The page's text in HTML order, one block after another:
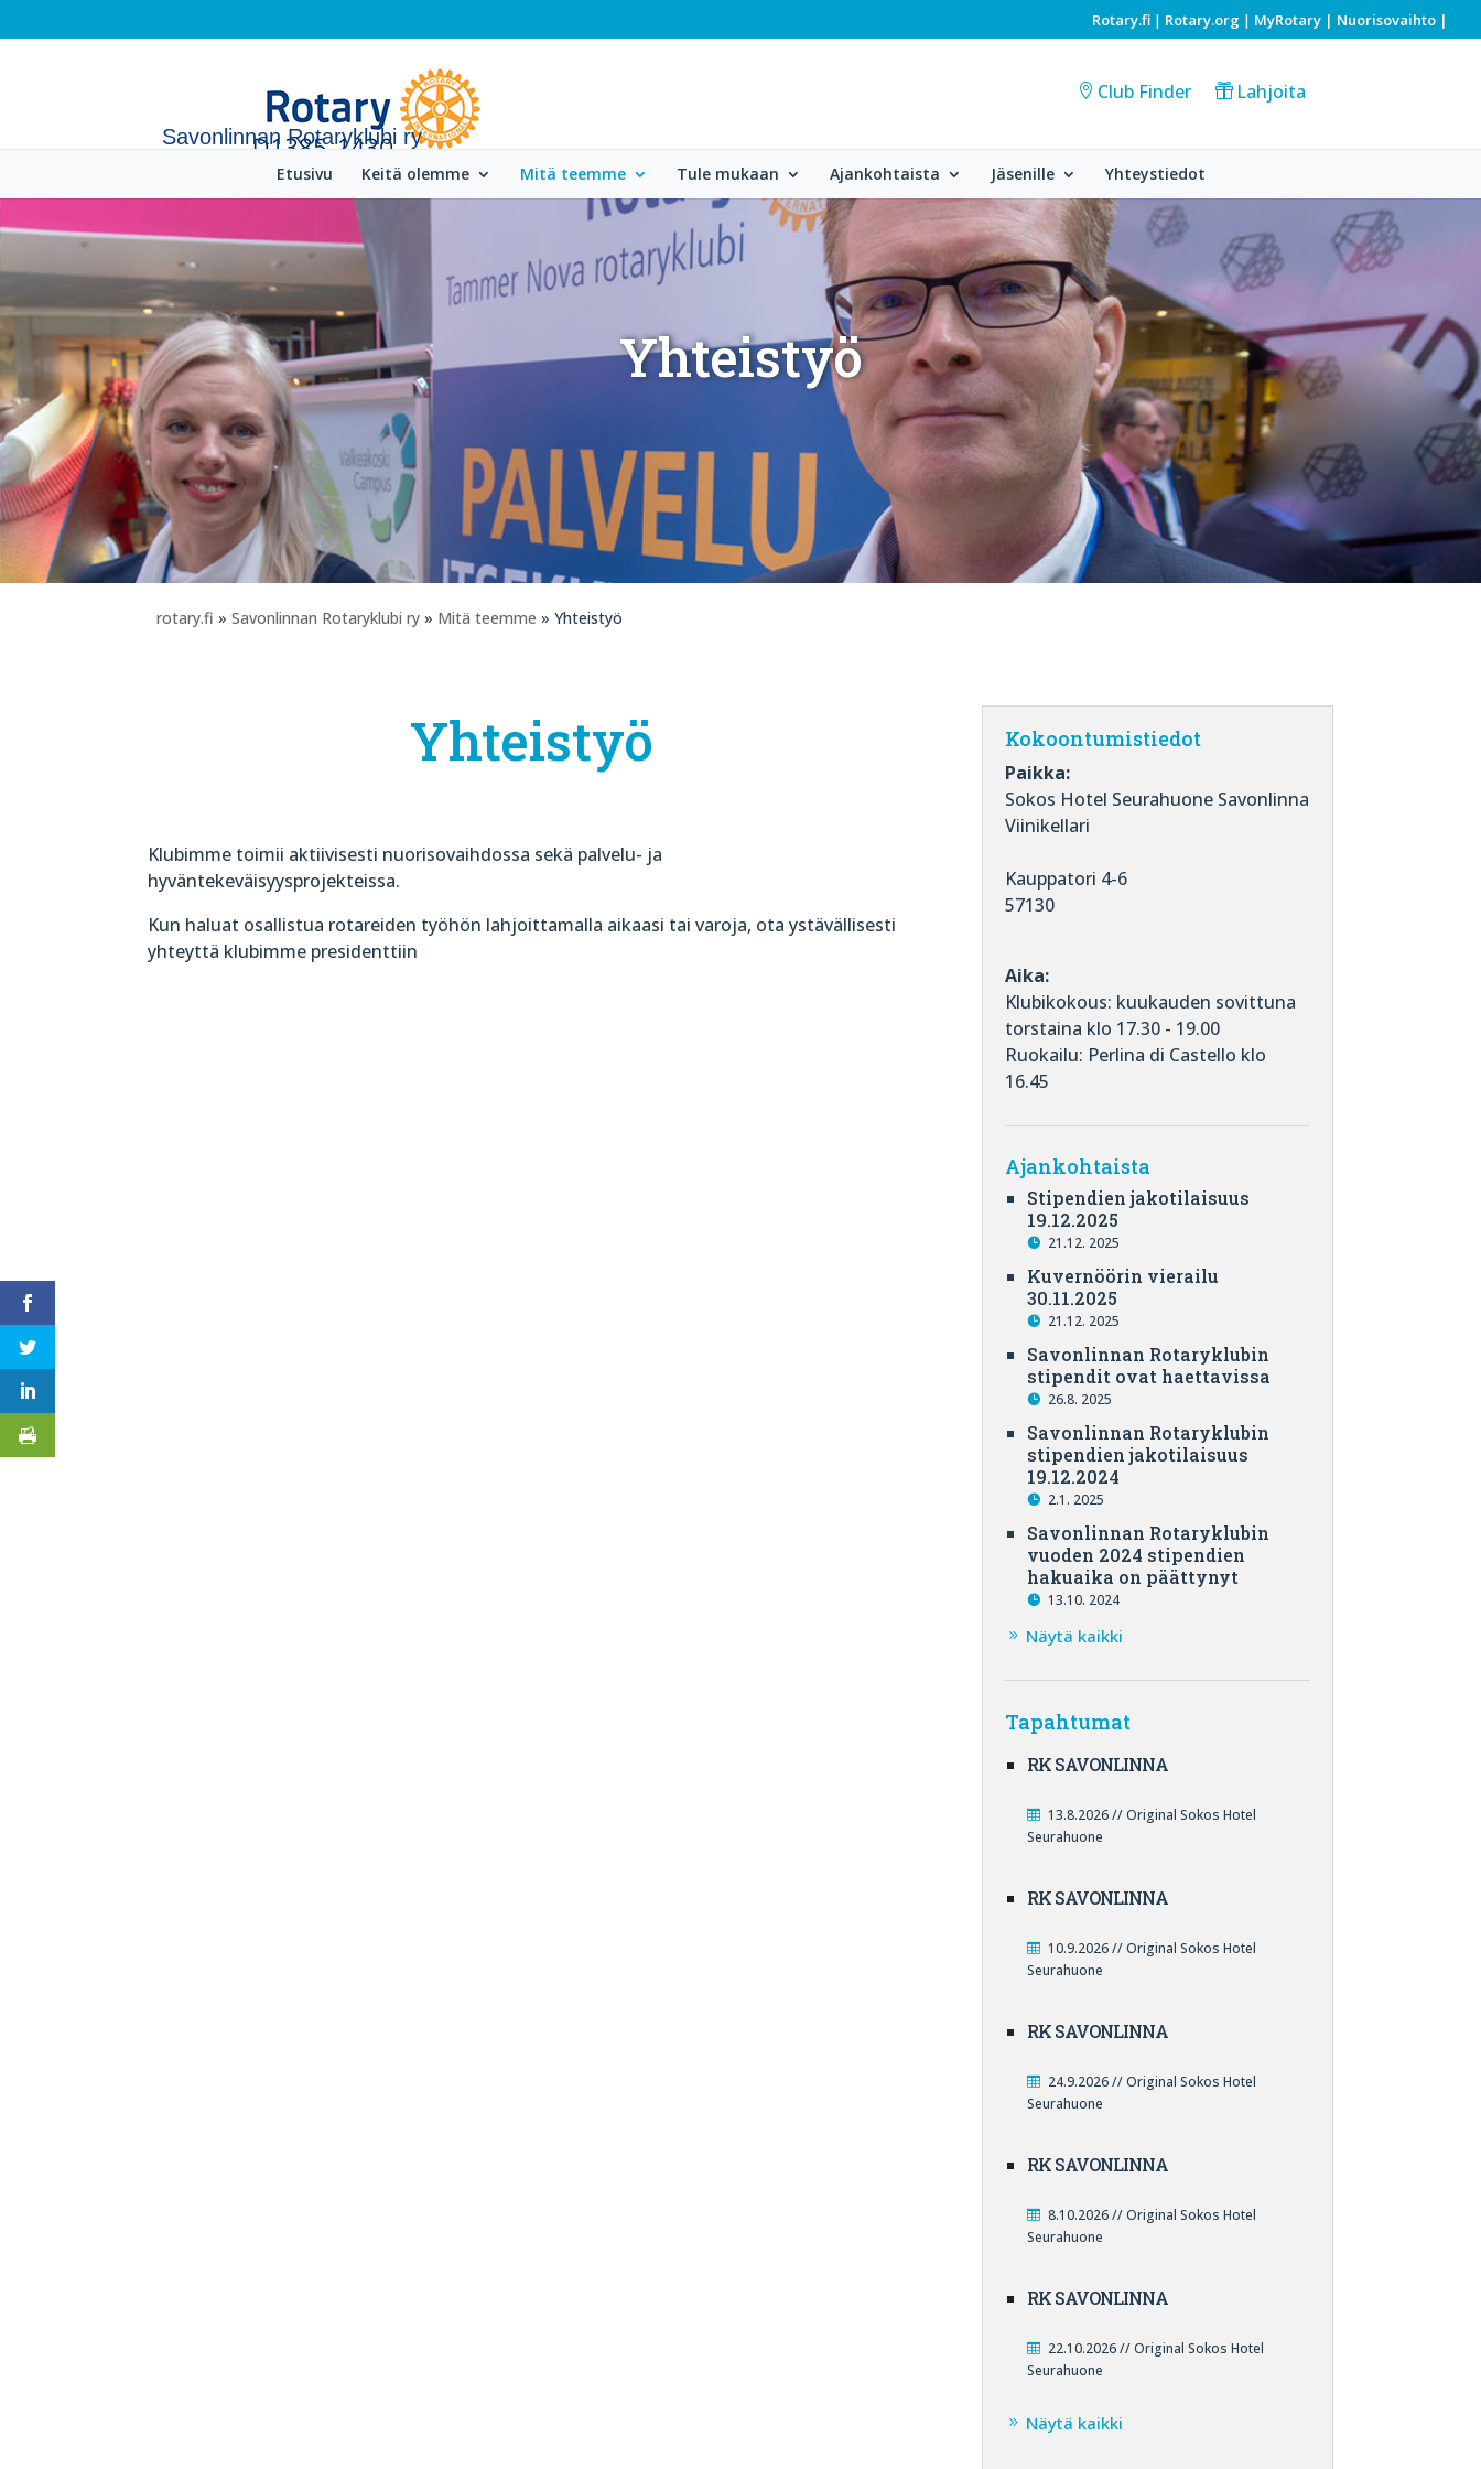
Rotary.fi | Rotary.org | MyRotary | Nuorisovaihto |
Savonlinnan Rotaryklubi ry
Club Finder Lahjoita
Etusivu Keitä olemme Mitä teemme Tule mukaan Ajankohtaista Jäsenille Yhteystiedot
Yhteistyö
rotary.fi » Savonlinnan Rotaryklubi ry » Mitä teemme » Yhteistyö
Yhteistyö
Klubimme toimii aktiivisesti nuorisovaihdossa sekä palvelu- ja
hyväntekeväisyysprojekteissa.
Kun haluat osallistua rotareiden työhön lahjoittamalla aikaasi tai varoja, ota ystävällisesti
yhteyttä klubimme presidenttiin
Kokoontumistiedot
Paikka:
Sokos Hotel Seurahuone Savonlinna
Viinikellari
Kauppatori 4-6
57130
Aika:
Klubikokous: kuukauden sovittuna
torstaina klo 17.30 - 19.00
Ruokailu: Perlina di Castello klo
16.45
Ajankohtaista
Stipendien jakotilaisuus
19.12.2025
21.12. 2025
Kuvernöörin vierailu
30.11.2025
21.12. 2025
Savonlinnan Rotaryklubin
stipendit ovat haettavissa
26.8. 2025
Savonlinnan Rotaryklubin
stipendien jakotilaisuus
19.12.2024
2.1. 2025
Savonlinnan Rotaryklubin
vuoden 2024 stipendien
hakuaika on päättynyt
13.10. 2024
Näytä kaikki
Tapahtumat
RK SAVONLINNA
13.8.2026 // Original Sokos Hotel
Seurahuone
RK SAVONLINNA
10.9.2026 // Original Sokos Hotel
Seurahuone
RK SAVONLINNA
24.9.2026 // Original Sokos Hotel
Seurahuone
RK SAVONLINNA
8.10.2026 // Original Sokos Hotel
Seurahuone
RK SAVONLINNA
22.10.2026 // Original Sokos Hotel
Seurahuone
Näytä kaikki